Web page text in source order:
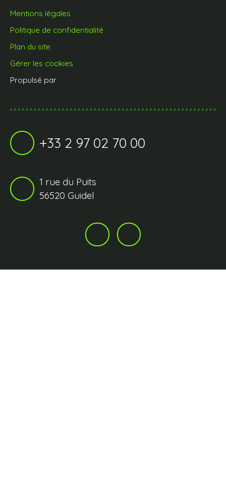
Mentions légales
Politique de confidentialité
Plan du site
Gérer les cookies
Propulsé par
+33 2 97 02 70 00
1 rue du Puits
56520 Guidel